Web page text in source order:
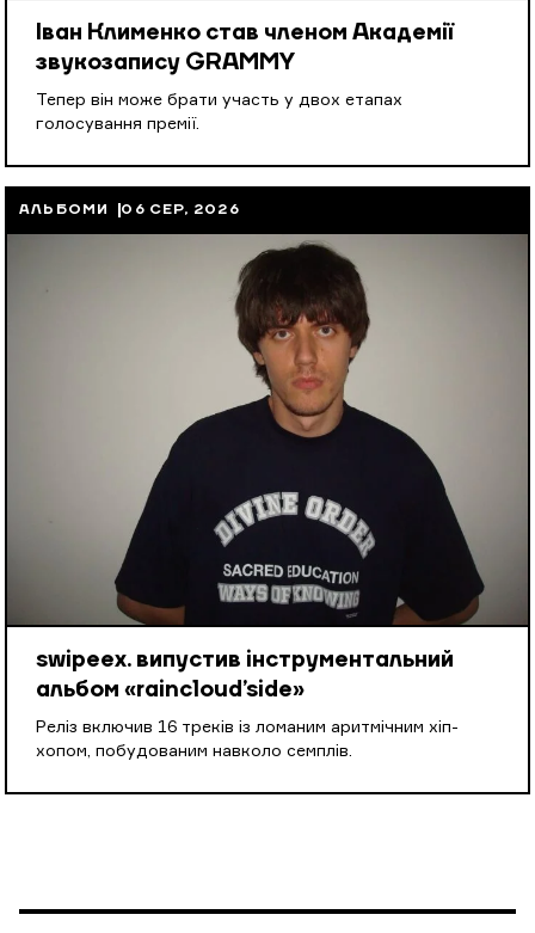
Іван Клименко став членом Академії
звукозапису GRAMMY
Тепер він може брати участь у двох етапах
голосування премії.
АЛЬБОМИ 06 СЕР, 2026
swipeex. випустив інструментальний
альбом «raincloud’side»
Реліз включив 16 треків із ломаним аритмічним хіп-
хопом, побудованим навколо семплів.